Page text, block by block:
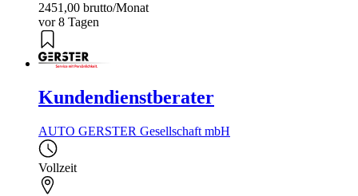
2451,00 brutto/Monat
vor 8 Tagen
Kundendienstberater
AUTO GERSTER Gesellschaft mbH
Vollzeit